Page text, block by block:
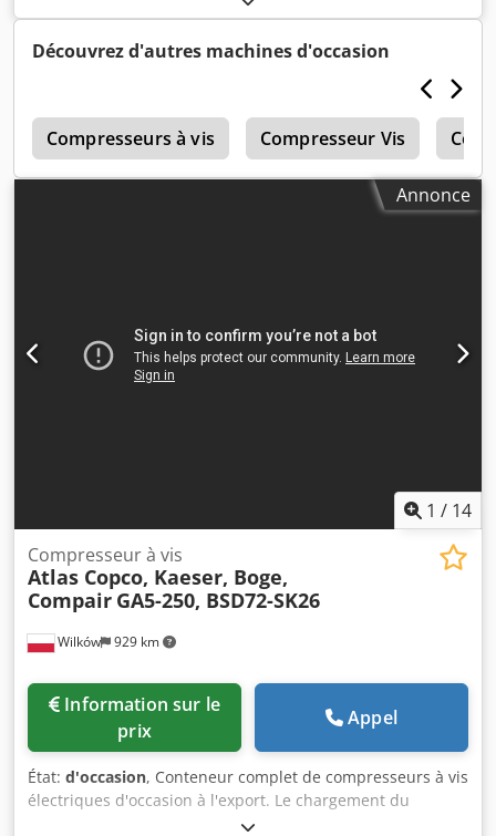
Découvrez d'autres machines d'occasion
Compresseurs à vis Compresseur Vis
Annonce
1 / 14
Wilków 929 km
Compresseur à vis
Atlas Copco, Kaeser, Boge,
Compair GA5-250, BSD72-SK26
prix
Appel
État: d'occasion, Conteneur complet de compresseurs à vis
électriques d'occasion à l'export. Le chargement du
conteneur est inclus dans le prix. Credpfx Aew Imvysqqef